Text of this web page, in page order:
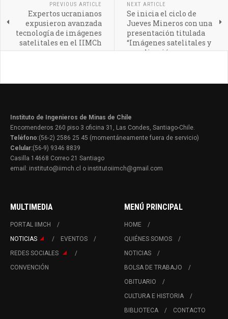
PREVIOUS ARTICLE
Expertos ucranianos
expusieron avanzada
tecnología de imágenes
satelitales en el IIMCh
NEXT ARTICLE
Se inicia el ciclo de
Jueves Mineros con una
presentación titulada
“Imágenes satelitales y
su aplicación en
Instituto de Ingenieros de Minas de Chile
Encomenderos 260 piso 3 oficina 31, Las Condes, Santiago-Chile.
Teléfono:(56-2) 2586 25 45 (momentáneamente fuera de servicio)
Celular:(56-9) 9346 8839
Casilla 14668 Correo 21 Santiago
email: instituto@iimch.cl o institutoiimch@gmail.com
MULTIMEDIA
PORTAL IIMCH
NOTICIAS
EVENTOS
REDES SOCIALES
CONVENCIÓN
MENÚ PRINCIPAL
HOME
QUIÉNES SOMOS
NOTICIAS
BOLSA DE TRABAJO
OBITUARIO
CULTURA E HISTORIA
BIBLIOTECA
CONTACTO